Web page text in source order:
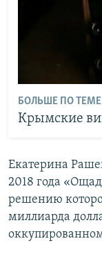
БОЛЬШЕ ПО
Крымские
Екатерина
2018 года
решению
миллиарда